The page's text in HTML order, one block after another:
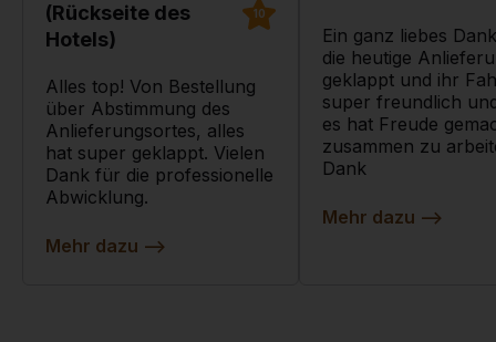
(Rückseite des
Hotels)
10
Alles top! Von Bestellung
über Abstimmung des
Anlieferungsortes, alles
hat super geklappt. Vielen
Dank für die professionelle
Abwicklung.
Mehr dazu -->
Ein ganz liebes
die heutige
geklappt und ihr
super freundlich
es hat Freude
zusammen zu
Dank
Mehr dazu -->